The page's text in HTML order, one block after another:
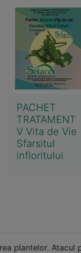
PACHET
TRATAMENT
V Vita de Vie
Sfarsitul
infloritului
plantelor. Atacul